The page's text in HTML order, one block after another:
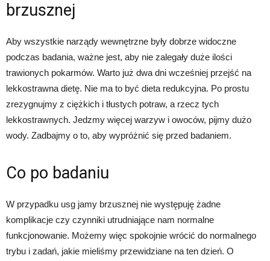
brzusznej
Aby wszystkie narządy wewnętrzne były dobrze widoczne
podczas badania, ważne jest, aby nie zalegały duże ilości
trawionych pokarmów. Warto już dwa dni wcześniej przejść na
lekkostrawna dietę. Nie ma to być dieta redukcyjna. Po prostu
zrezygnujmy z ciężkich i tłustych potraw, a rzecz tych
lekkostrawnych. Jedzmy więcej warzyw i owoców, pijmy dużo
wody. Zadbajmy o to, aby wypróżnić się przed badaniem.
Co po badaniu
W przypadku usg jamy brzusznej nie występuję żadne
komplikacje czy czynniki utrudniające nam normalne
funkcjonowanie. Możemy więc spokojnie wrócić do normalnego
trybu i zadań, jakie mieliśmy przewidziane na ten dzień. O